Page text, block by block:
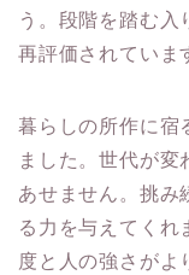
う。段階を踏む
再評価されていま
暮らしの所作に宿
ました。世代が
あせません。挑み
る力を与えてくれ
度と人の強さがよ